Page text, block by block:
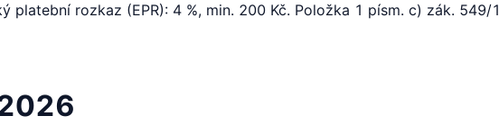
platební rozkaz (EPR): 4 %, min. 200 Kč. Položka 1 písm. c) zák.